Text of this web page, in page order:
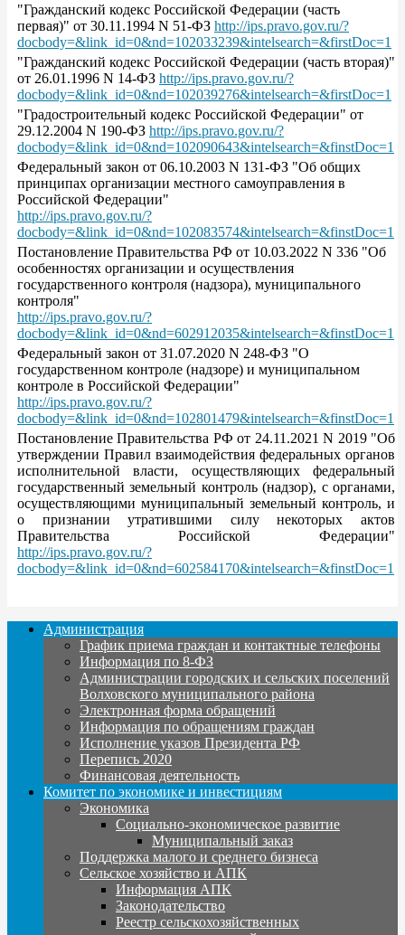
"Гражданский кодекс Российской Федерации (часть
первая)" от 30.11.1994 N 51-ФЗ http://ips.pravo.gov.ru/?
docbody=&link_id=0&nd=102033239&intelsearch=&firstDoc=1
"Гражданский кодекс Российской Федерации (часть вторая)"
от 26.01.1996 N 14-ФЗ http://ips.pravo.gov.ru/?
docbody=&link_id=0&nd=102039276&intelsearch=&firstDoc=1
"Градостроительный кодекс Российской Федерации" от
29.12.2004 N 190-ФЗ http://ips.pravo.gov.ru/?
docbody=&link_id=0&nd=102090643&intelsearch=&finstDoc=1
Федеральный закон от 06.10.2003 N 131-ФЗ "Об общих
принципах организации местного самоуправления в
Российской Федерации"
http://ips.pravo.gov.ru/?
docbody=&link_id=0&nd=102083574&intelsearch=&finstDoc=1
Постановление Правительства РФ от 10.03.2022 N 336 "Об
особенностях организации и осуществления
государственного контроля (надзора), муниципального
контроля"
http://ips.pravo.gov.ru/?
docbody=&link_id=0&nd=602912035&intelsearch=&finstDoc=1
Федеральный закон от 31.07.2020 N 248-ФЗ "О
государственном контроле (надзоре) и муниципальном
контроле в Российской Федерации"
http://ips.pravo.gov.ru/?
docbody=&link_id=0&nd=102801479&intelsearch=&finstDoc=1
Постановление Правительства РФ от 24.11.2021 N 2019 "Об
утверждении Правил взаимодействия федеральных органов
исполнительной власти, осуществляющих федеральный
государственный земельный контроль (надзор), с органами,
осуществляющими муниципальный земельный контроль, и
о признании утратившими силу некоторых актов
Правительства Российской Федерации"
http://ips.pravo.gov.ru/?
docbody=&link_id=0&nd=602584170&intelsearch=&finstDoc=1
Администрация
График приема граждан и контактные телефоны
Информация по 8-ФЗ
Администрации городских и сельских поселений
Волховского муниципального района
Электронная форма обращений
Информация по обращениям граждан
Исполнение указов Президента РФ
Перепись 2020
Финансовая деятельность
Комитет по экономике и инвестициям
Экономика
Социально-экономическое развитие
Муниципальный заказ
Поддержка малого и среднего бизнеса
Сельское хозяйство и АПК
Информация АПК
Законодательство
Реестр сельскохозяйственных